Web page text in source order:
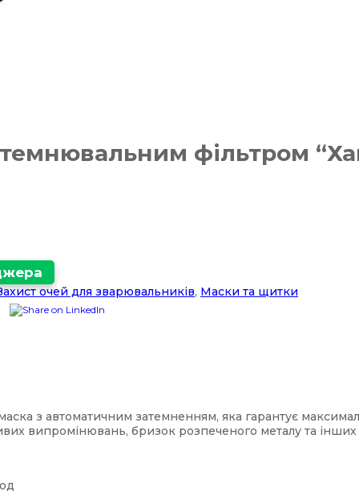
фільтром
очей для зварювальників, Маски та щитки
з автоматичним затемненням, яка гарантує
випромінювань, бризок розпеченого металу та